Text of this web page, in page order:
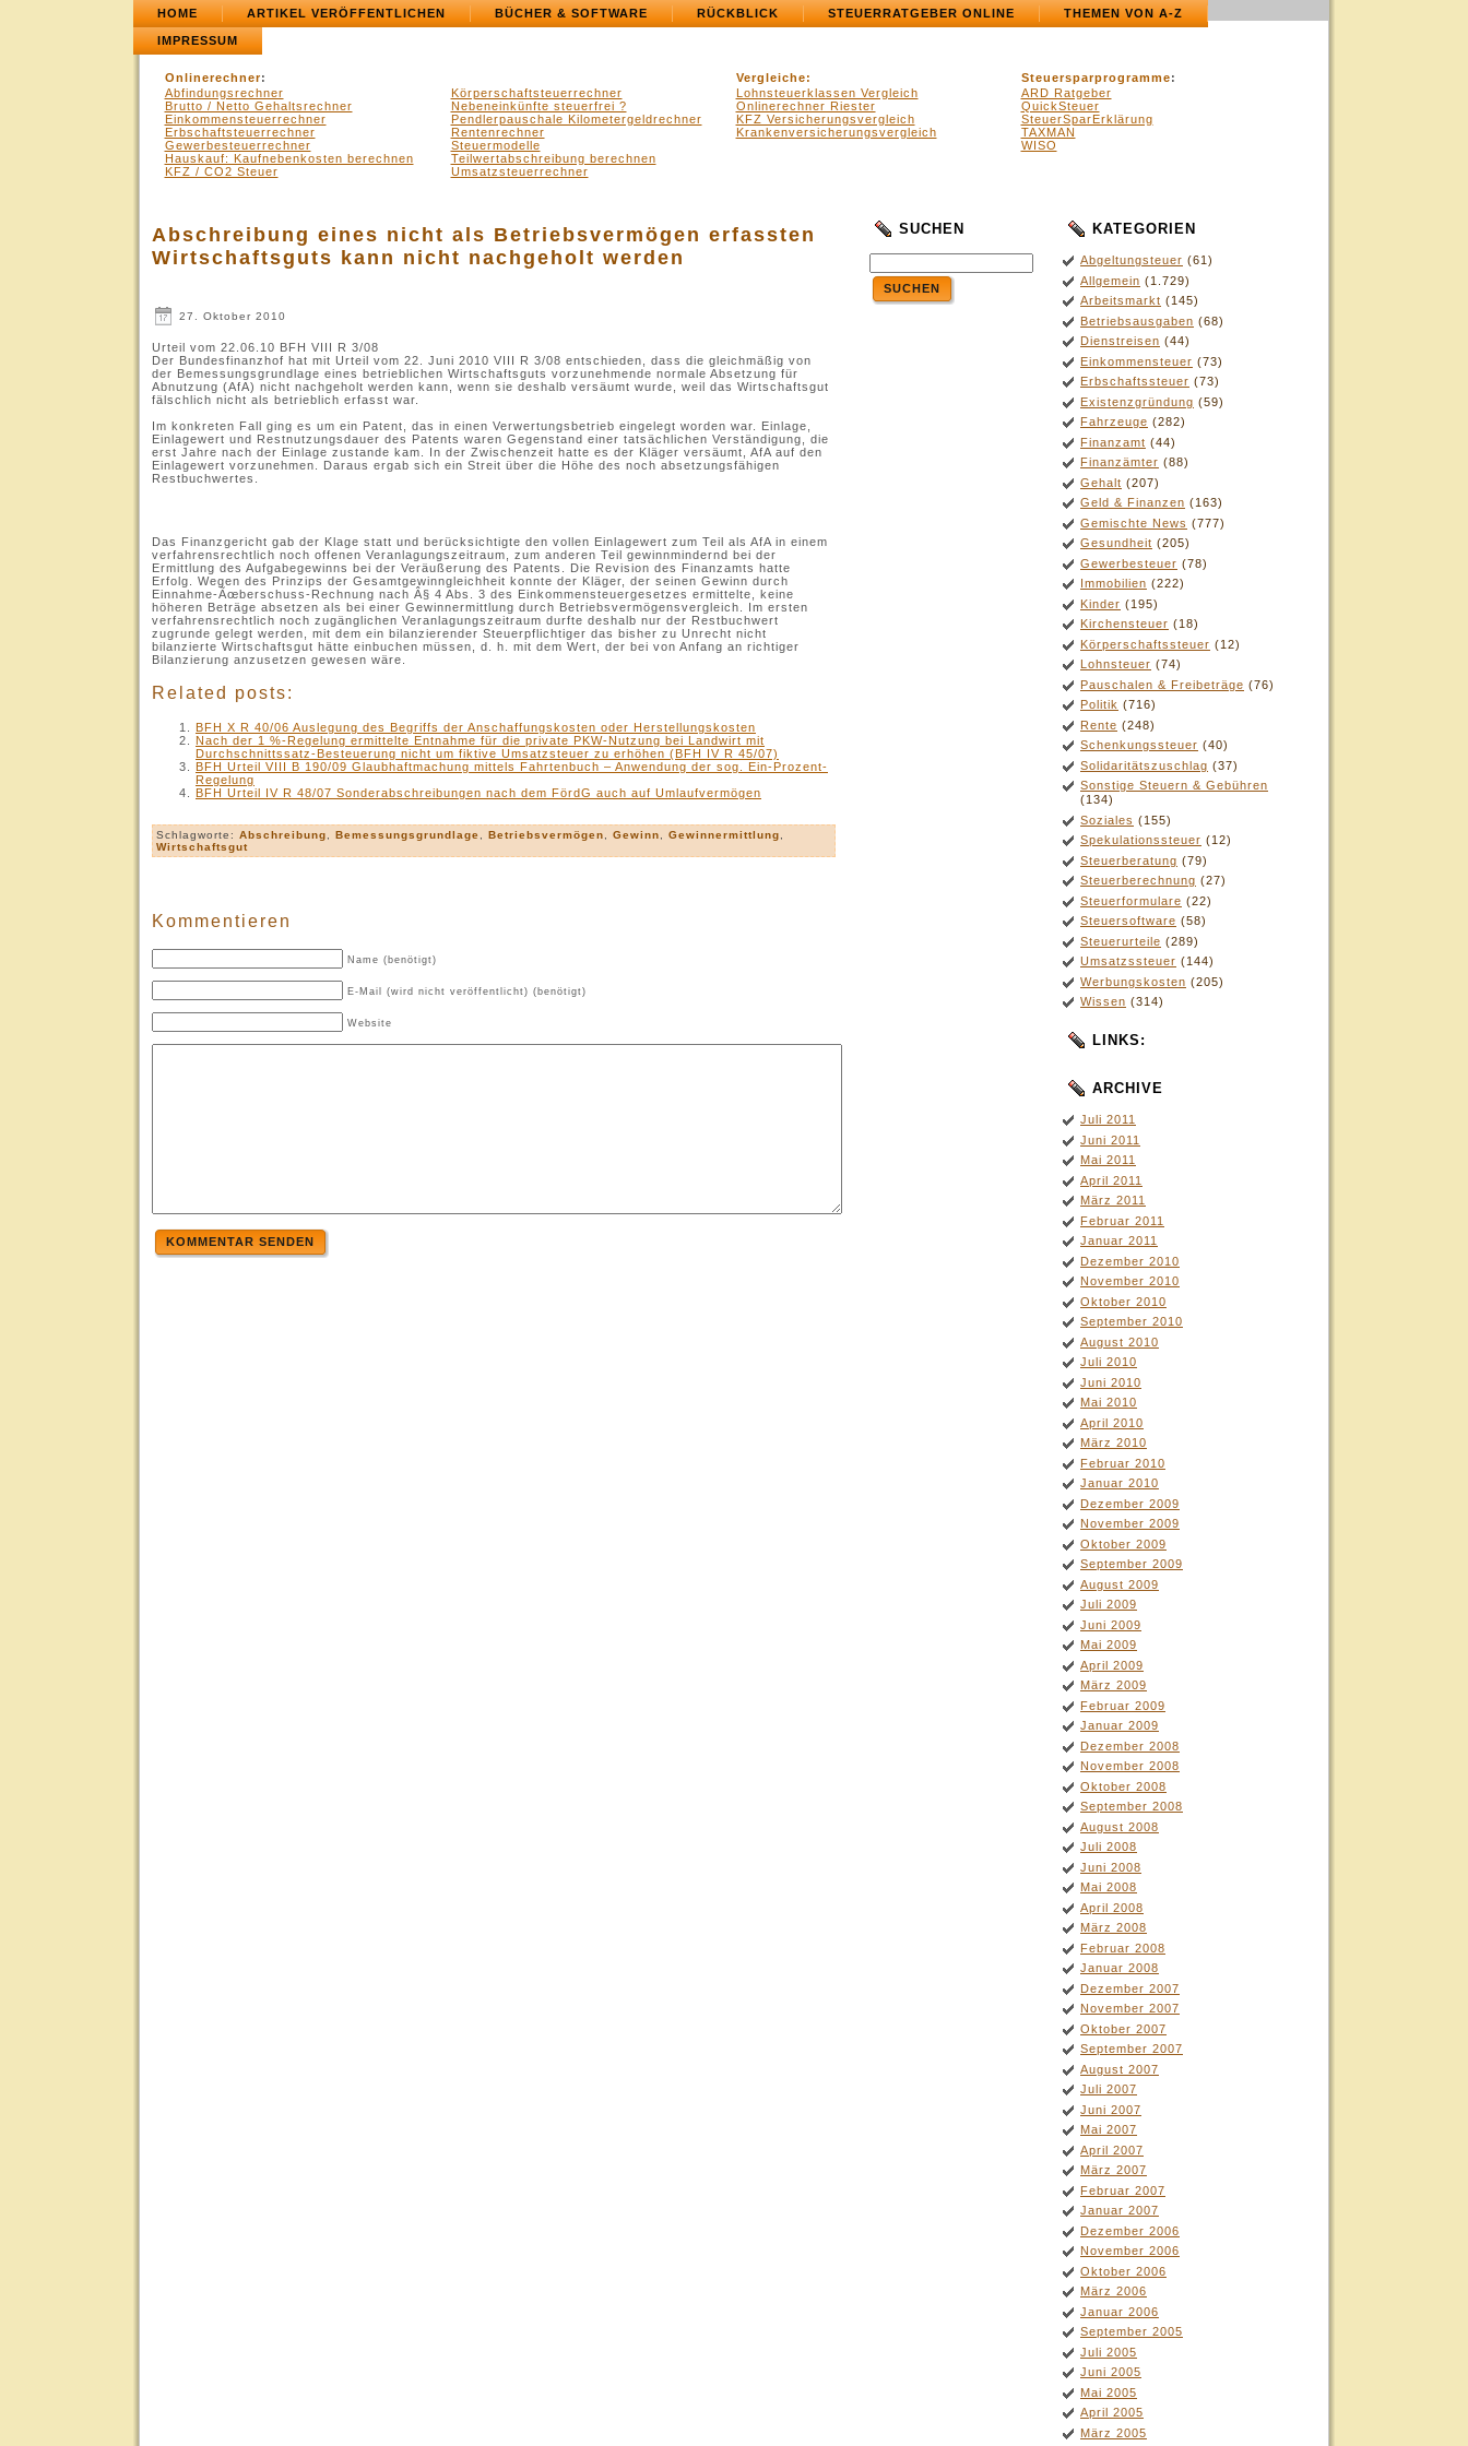
HOME ARTIKEL VERÖFFENTLICHEN BÜCHER & SOFTWARE RÜCKBLICK STEUERRATGEBER ONLINE THEMEN VON A-Z
IMPRESSUM
Onlinerechner: Vergleiche: Steuersparprogramme:
Abfindungsrechner
Brutto / Netto Gehaltsrechner
Einkommensteuerrechner
Erbschaftsteuerrechner
Gewerbesteuerrechner
Hauskauf: Kaufnebenkosten berechnen
KFZ / CO2 Steuer
Körperschaftsteuerrechner
Nebeneinkünfte steuerfrei ?
Pendlerpauschale Kilometergeldrechner
Rentenrechner
Steuermodelle
Teilwertabschreibung berechnen
Umsatzsteuerrechner
Lohnsteuerklassen Vergleich
Onlinerechner Riester
KFZ Versicherungsvergleich
Krankenversicherungsvergleich
ARD Ratgeber
QuickSteuer
SteuerSparErklärung
TAXMAN
WISO
Abschreibung eines nicht als Betriebsvermögen erfassten
Wirtschaftsguts kann nicht nachgeholt werden
27. Oktober 2010
Urteil vom 22.06.10 BFH VIII R 3/08
Der Bundesfinanzhof hat mit Urteil vom 22. Juni 2010 VIII R 3/08 entschieden, dass die gleichmäßig von
der Bemessungsgrundlage eines betrieblichen Wirtschaftsguts vorzunehmende normale Absetzung für
Abnutzung (AfA) nicht nachgeholt werden kann, wenn sie deshalb versäumt wurde, weil das Wirtschaftsgut
fälschlich nicht als betrieblich erfasst war.
Im konkreten Fall ging es um ein Patent, das in einen Verwertungsbetrieb eingelegt worden war. Einlage,
Einlagewert und Restnutzungsdauer des Patents waren Gegenstand einer tatsächlichen Verständigung, die
erst Jahre nach der Einlage zustande kam. In der Zwischenzeit hatte es der Kläger versäumt, AfA auf den
Einlagewert vorzunehmen. Daraus ergab sich ein Streit über die Höhe des noch absetzungsfähigen
Restbuchwertes.
Das Finanzgericht gab der Klage statt und berücksichtigte den vollen Einlagewert zum Teil als AfA in einem
verfahrensrechtlich noch offenen Veranlagungszeitraum, zum anderen Teil gewinnmindernd bei der
Ermittlung des Aufgabegewinns bei der Veräußerung des Patents. Die Revision des Finanzamts hatte
Erfolg. Wegen des Prinzips der Gesamtgewinngleichheit konnte der Kläger, der seinen Gewinn durch
Einnahme-Ãœberschuss-Rechnung nach Â§ 4 Abs. 3 des Einkommensteuergesetzes ermittelte, keine
höheren Beträge absetzen als bei einer Gewinnermittlung durch Betriebsvermögensvergleich. Im ersten
verfahrensrechtlich noch zugänglichen Veranlagungszeitraum durfte deshalb nur der Restbuchwert
zugrunde gelegt werden, mit dem ein bilanzierender Steuerpflichtiger das bisher zu Unrecht nicht
bilanzierte Wirtschaftsgut hätte einbuchen müssen, d. h. mit dem Wert, der bei von Anfang an richtiger
Bilanzierung anzusetzen gewesen wäre.
Related posts:
BFH X R 40/06 Auslegung des Begriffs der Anschaffungskosten oder Herstellungskosten
Nach der 1 %-Regelung ermittelte Entnahme für die private PKW-Nutzung bei Landwirt mit
Durchschnittssatz-Besteuerung nicht um fiktive Umsatzsteuer zu erhöhen (BFH IV R 45/07)
BFH Urteil VIII B 190/09 Glaubhaftmachung mittels Fahrtenbuch – Anwendung der sog. Ein-Prozent-
Regelung
BFH Urteil IV R 48/07 Sonderabschreibungen nach dem FördG auch auf Umlaufvermögen
Schlagworte: Abschreibung Bemessungsgrundlage Betriebsvermögen Gewinn Gewinnermittlung
Wirtschaftsgut
Kommentieren
Name (benötigt)
E-Mail (wird nicht veröffentlicht) (benötigt)
Website
KOMMENTAR SENDEN
SUCHEN
SUCHEN
KATEGORIEN
Abgeltungsteuer (61)
Allgemein (1.729)
Arbeitsmarkt (145)
Betriebsausgaben (68)
Dienstreisen (44)
Einkommensteuer (73)
Erbschaftssteuer (73)
Existenzgründung (59)
Fahrzeuge (282)
Finanzamt (44)
Finanzämter (88)
Gehalt (207)
Geld & Finanzen (163)
Gemischte News (777)
Gesundheit (205)
Gewerbesteuer (78)
Immobilien (222)
Kinder (195)
Kirchensteuer (18)
Körperschaftssteuer (12)
Lohnsteuer (74)
Pauschalen & Freibeträge (76)
Politik (716)
Rente (248)
Schenkungssteuer (40)
Solidaritätszuschlag (37)
Sonstige Steuern & Gebühren
(134)
Soziales (155)
Spekulationssteuer (12)
Steuerberatung (79)
Steuerberechnung (27)
Steuerformulare (22)
Steuersoftware (58)
Steuerurteile (289)
Umsatzssteuer (144)
Werbungskosten (205)
Wissen (314)
LINKS:
ARCHIVE
Juli 2011
Juni 2011
Mai 2011
April 2011
März 2011
Februar 2011
Januar 2011
Dezember 2010
November 2010
Oktober 2010
September 2010
August 2010
Juli 2010
Juni 2010
Mai 2010
April 2010
März 2010
Februar 2010
Januar 2010
Dezember 2009
November 2009
Oktober 2009
September 2009
August 2009
Juli 2009
Juni 2009
Mai 2009
April 2009
März 2009
Februar 2009
Januar 2009
Dezember 2008
November 2008
Oktober 2008
September 2008
August 2008
Juli 2008
Juni 2008
Mai 2008
April 2008
März 2008
Februar 2008
Januar 2008
Dezember 2007
November 2007
Oktober 2007
September 2007
August 2007
Juli 2007
Juni 2007
Mai 2007
April 2007
März 2007
Februar 2007
Januar 2007
Dezember 2006
November 2006
Oktober 2006
März 2006
Januar 2006
September 2005
Juli 2005
Juni 2005
Mai 2005
April 2005
März 2005